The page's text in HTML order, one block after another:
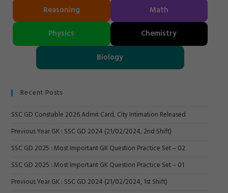
Reasoning Math
Physics Chemistry
Biology
Recent Posts
SSC GD Constable 2026 Admit Card, City Intimation Released
Previous Year GK : SSC GD 2024 (21/02/2024, 2nd Shift)
SSC GD 2025 : Most Important GK Question Practice Set – 02
SSC GD 2025 : Most Important GK Question Practice Set – 01
Previous Year GK : SSC GD 2024 (21/02/2024, 1st Shift)